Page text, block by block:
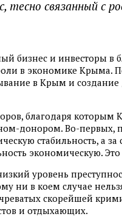
тесно связанный с
бизнес и инвесторы в
в экономике Крыма.
в Крым и
благодаря которым
донором. Во-первых,
стабильность, а
экономическую.
уровень
ни в коем случае
скорейшей
и отдыхающих.